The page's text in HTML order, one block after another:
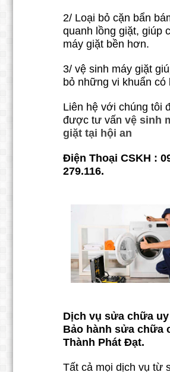
2/ Loại bỏ cặn bẩn
quanh lồng giặt, giúp
máy giặt bền hơn.
3/ vệ sinh máy giặt
bỏ những vi khuẩn có
Liên hệ với chúng tôi
được tư vấn vệ sinh
giặt tại hội an
Điện Thoại CSKH :
279.116.
Dịch vụ sửa chữa
Bảo hành sửa chữa
Thành Phát Đạt.
Tất cả mọi dịch vụ từ